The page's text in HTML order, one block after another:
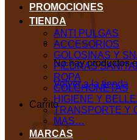
No hay productos
Volver a la tienda
Carrito
PROMOCIONES
TIENDA
ANTI PULGAS
ACCESORIOS
GOLOSINAS Y
PIEDRAS
ROPA
COLCHONETAS
HIGIENE Y
TRANSPORTE Y
MAS…
MARCAS